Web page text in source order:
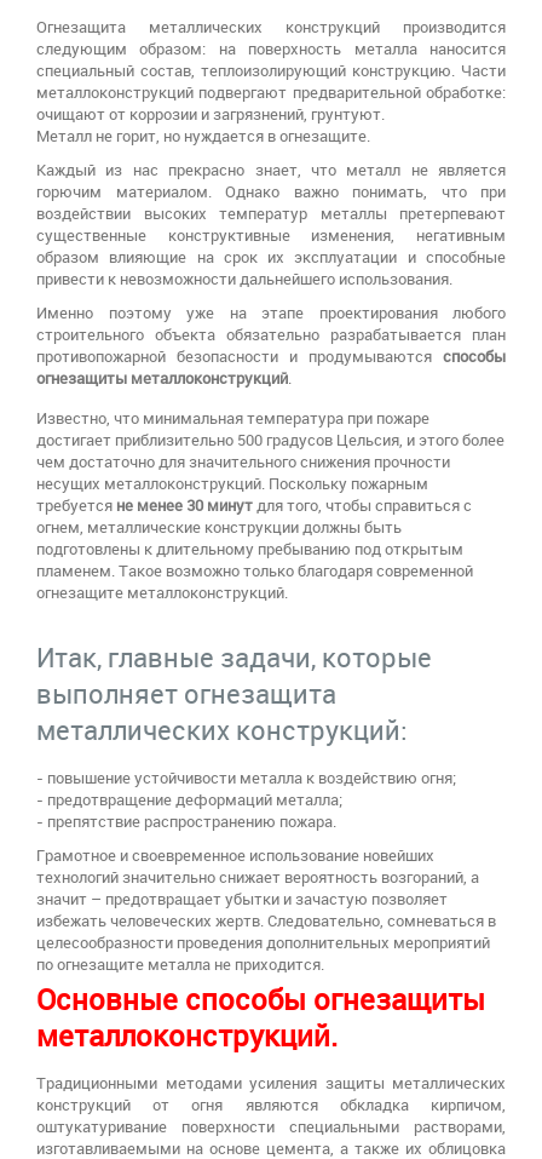
Огнезащита металлических конструкций производится
следующим образом: на поверхность металла наносится
специальный состав, теплоизолирующий конструкцию. Части
металлоконструкций подвергают предварительной обработке:
очищают от коррозии и загрязнений, грунтуют.
Металл не горит, но нуждается в огнезащите.
Каждый из нас прекрасно знает, что металл не является
горючим материалом. Однако важно понимать, что при
воздействии высоких температур металлы претерпевают
существенные конструктивные изменения, негативным
образом влияющие на срок их эксплуатации и способные
привести к невозможности дальнейшего использования.
Именно поэтому уже на этапе проектирования любого
строительного объекта обязательно разрабатывается план
противопожарной безопасности и продумываются способы
огнезащиты металлоконструкций.
Известно, что минимальная температура при пожаре
достигает приблизительно 500 градусов Цельсия, и этого более
чем достаточно для значительного снижения прочности
несущих металлоконструкций. Поскольку пожарным
требуется не менее 30 минутдля того, чтобы справиться с
огнем, металлические конструкции должны быть
подготовлены к длительному пребыванию под открытым
пламенем. Такое возможно только благодаря современной
огнезащите металлоконструкций.
Итак, главные задачи, которые
выполняет огнезащита
металлических конструкций:
- повышение устойчивости металла к воздействию огня;
- предотвращение деформаций металла;
- препятствие распространению пожара.
Грамотное и своевременное использование новейших
технологий значительно снижает вероятность возгораний, а
значит – предотвращает убытки и зачастую позволяет
избежать человеческих жертв. Следовательно, сомневаться в
целесообразности проведения дополнительных мероприятий
по огнезащите металла не приходится.
Основные способы огнезащиты
металлоконструкций.
Традиционными методами усиления защиты металлических
конструкций от огня являются обкладка кирпичом,
оштукатуривание поверхности специальными растворами,
изготавливаемыми на основе цемента, а также их облицовка